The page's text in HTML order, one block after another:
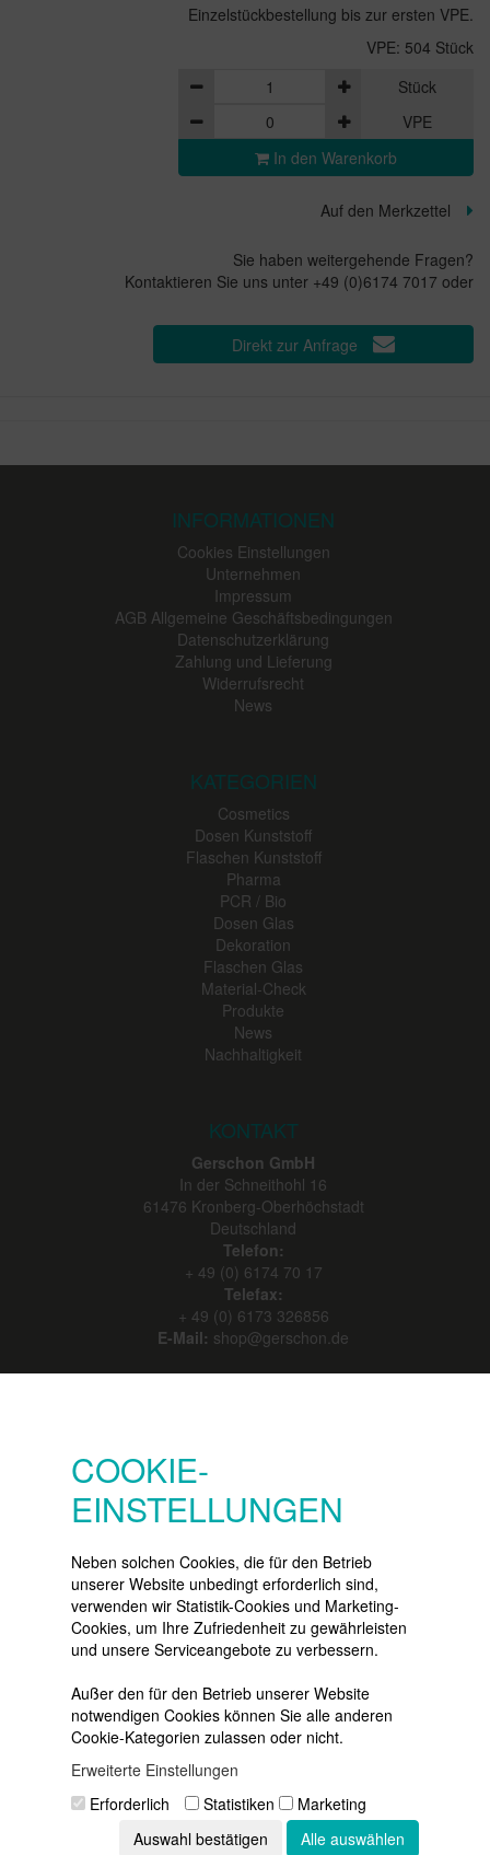
Einzelstückbestellung bis zur ersten VPE.
VPE: 504 Stück
Stück
VPE
In den Warenkorb
Auf den Merkzettel
Sie haben weitergehende Fragen?
Kontaktieren Sie uns unter +49 (0)6174 7017 oder
Direkt zur Anfrage
INFORMATIONEN
Cookies Einstellungen
Unternehmen
Impressum
AGB Allgemeine Geschäftsbedingungen
Datenschutzerklärung
Zahlung und Lieferung
Widerrufsrecht
News
KATEGORIEN
Cosmetics
Dosen Kunststoff
Flaschen Kunststoff
Pharma
PCR / Bio
Dosen Glas
Dekoration
Flaschen Glas
Material-Check
Produkte
News
Nachhaltigkeit
KONTAKT
Gerschon GmbH
In der Schneithohl 16
61476 Kronberg-Oberhöchstadt
Deutschland
Telefon:
+ 49 (0) 6174 70 17
Telefax:
+ 49 (0) 6173 326856
E-Mail: shop@gerschon.de
Warenkorb
Vertrag widerrufen
NEWSLETTER
besten Angebote
per E-Mail:
Newsletter
Abonnieren
COOKIE-
EINSTELLUNGEN
Neben solchen Cookies, die für den Betrieb
unserer Website unbedingt erforderlich sind,
verwenden wir Statistik-Cookies und Marketing-
Cookies, um Ihre Zufriedenheit zu gewährleisten
und unsere Serviceangebote zu verbessern.
Außer den für den Betrieb unserer Website
notwendigen Cookies können Sie alle anderen
Cookie-Kategorien zulassen oder nicht.
Erweiterte Einstellungen
Erforderlich
Statistiken
Marketing
Auswahl bestätigen
Alle auswählen